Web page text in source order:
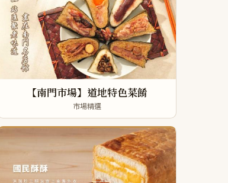
【南門市場】道地特色菜餚
市場精選